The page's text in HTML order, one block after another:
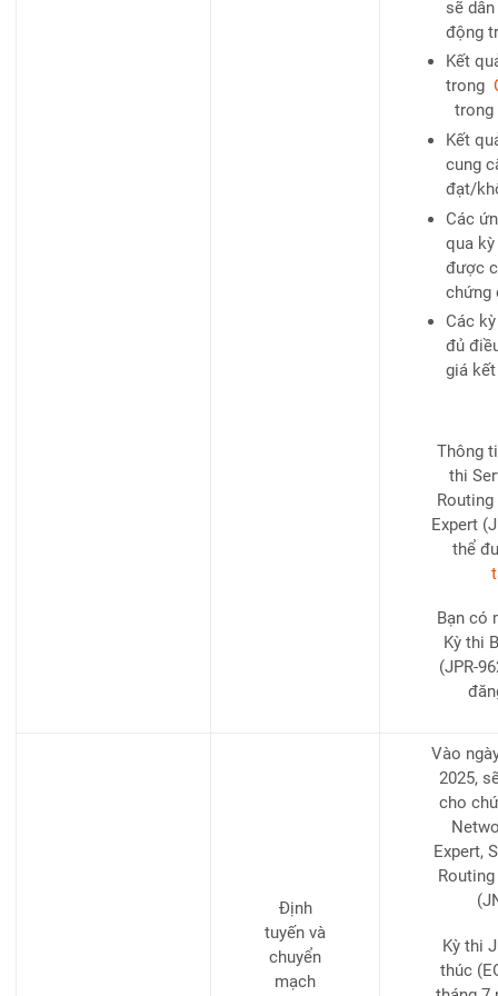
sẽ
động
Kết
trong
trong
Kết
cung
đạt/
Các
qua
được
chứng
​Các
đủ
giá
Thông
thi
Expert
thể
Bạn có
Kỳ thi
(JPR-
Định
tuyến và
chuyển
mạch
Vào
2025,
cho
Expert,
Kỳ thi
thúc